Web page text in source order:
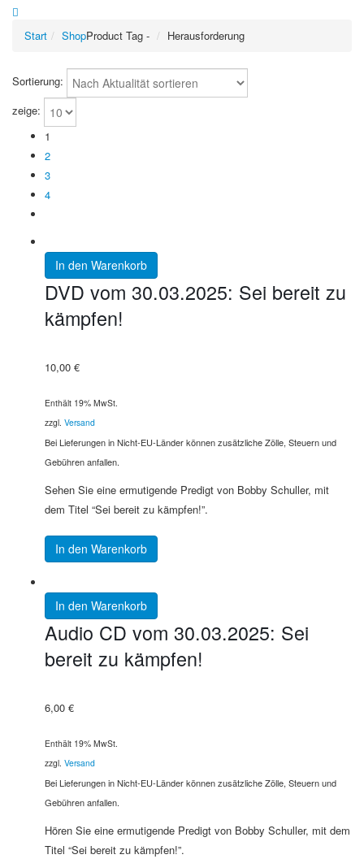
Start ShopProduct Tag - Herausforderung
Sortierung:
zeige:
1
2
3
4
In den Warenkorb
DVD vom 30.03.2025: Sei bereit zu
kämpfen!
10,00 €
Enthält 19% MwSt.
zzgl. Versand
Bei Lieferungen in Nicht-EU-Länder können zusätzliche Zölle, Steuern und
Gebühren anfallen.
Sehen Sie eine ermutigende Predigt von Bobby Schuller, mit
dem Titel “Sei bereit zu kämpfen!”.
In den Warenkorb
In den Warenkorb
Audio CD vom 30.03.2025: Sei
bereit zu kämpfen!
6,00 €
Enthält 19% MwSt.
zzgl. Versand
Bei Lieferungen in Nicht-EU-Länder können zusätzliche Zölle, Steuern und
Gebühren anfallen.
Hören Sie eine ermutigende Predigt von Bobby Schuller, mit dem
Titel “Sei bereit zu kämpfen!”.